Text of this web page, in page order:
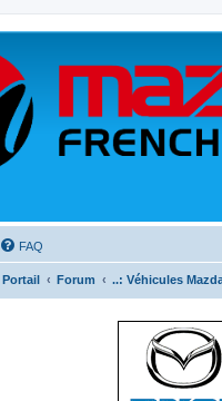
FAQ
Portail Forum ..: Véhicules